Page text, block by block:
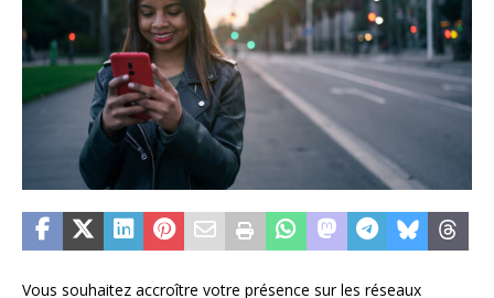
Vous souhaitez accroître votre présence sur les réseaux